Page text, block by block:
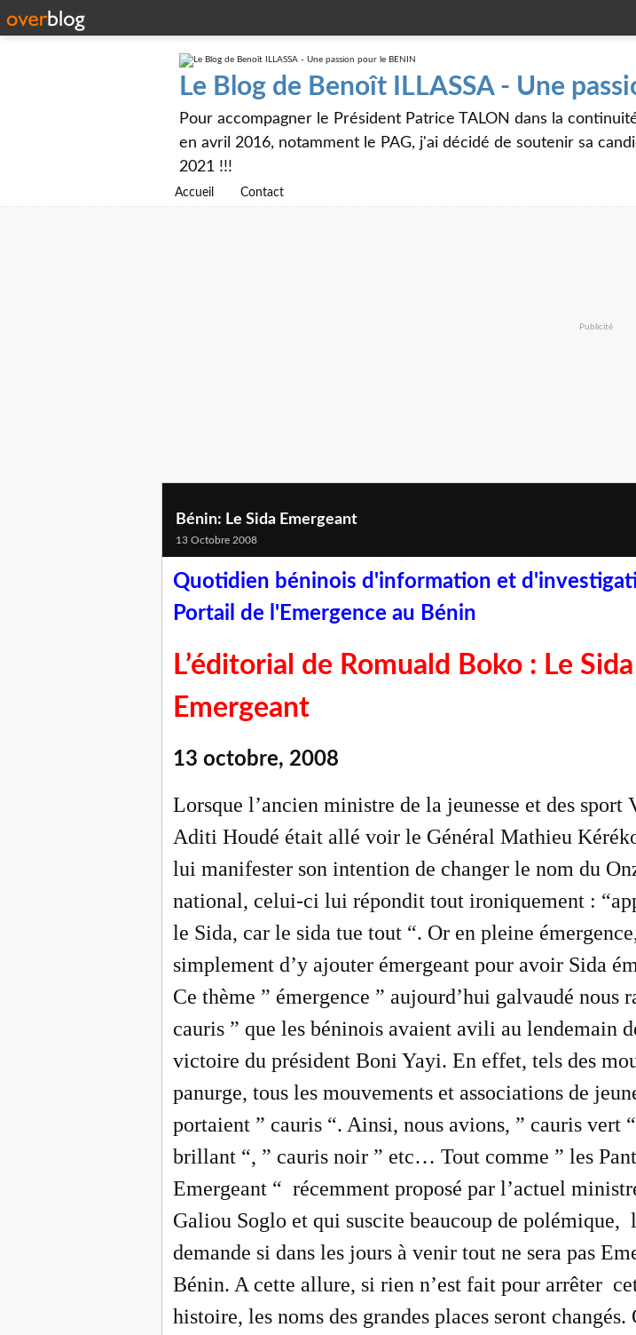
Le Blog de Benoît ILLASSA - Une
Pour accompagner le Président Patrice TALON dans la
en avril 2016, notamment le PAG, j'ai décidé de soutenir sa
2021 !!!
Accueil Contact
Publicité
Bénin: Le Sida Emergeant
13 Octobre 2008
Quotidien béninois d'information et
Portail de l'Emergence au Bénin
L’éditorial de Romuald Boko : Le Sida
Emergeant
13 octobre, 2008
Lorsque l’ancien ministre de la jeunesse et des sport
Aditi Houdé était allé voir le Général Mathieu
lui manifester son intention de changer le nom du
national, celui-ci lui répondit tout ironiquement :
le Sida, car le sida tue tout “. Or en pleine
simplement d’y ajouter émergeant pour avoir Sida
Ce thème ” émergence ” aujourd’hui galvaudé nous
cauris ” que les béninois avaient avili au lendemain
victoire du président Boni Yayi. En effet, tels des
panurge, tous les mouvements et associations de
portaient ” cauris “. Ainsi, nous avions, ” cauris vert
brillant “, ” cauris noir ” etc… Tout comme ” les
Emergeant “ récemment proposé par l’actuel
Galiou Soglo et qui suscite beaucoup de polémique,
demande si dans les jours à venir tout ne sera pas
Bénin. A cette allure, si rien n’est fait pour arrêter
histoire, les noms des grandes places seront changés.